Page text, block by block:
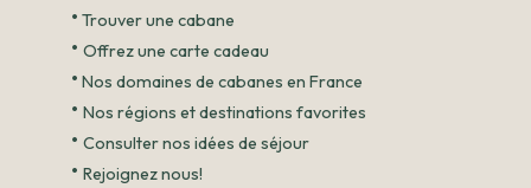
• Trouver une cabane
• Offrez une carte cadeau
• Nos domaines de cabanes en France
• Nos régions et destinations favorites
• Consulter nos idées de séjour
• Rejoignez nous!